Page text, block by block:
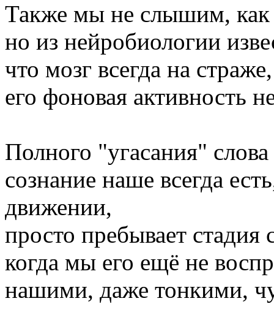
Также мы не слышим, как
но из нейробиологии
что мозг всегда на
его фоновая активность
Полного "угасания"
сознание наше всегда
движении,
просто пребывает стадия
когда мы его ещё не
нашими, даже тонкими,